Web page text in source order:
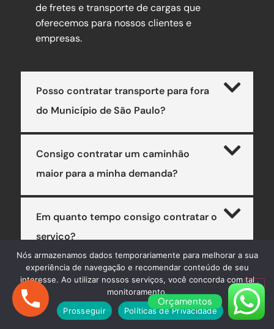
de fretes e transporte de cargas que
oferecemos para nossos clientes e
empresas.
Posso contratar transporte para fora
do Município de São Paulo?
Consigo contratar um caminhão
maior para a minha demanda?
Em quanto tempo consigo contratar o
serviço?
AINDA COM DÚVIDAS? ENTRE EM
Orçamentos
Nós armazenamos dados temporariamente para melhorar a sua
experiência de navegação e recomendar conteúdo de seu
interesse. Ao utilizar nossos serviços, você concorda com tal
monitoramento.
Prosseguir
Políticas de Privacidade